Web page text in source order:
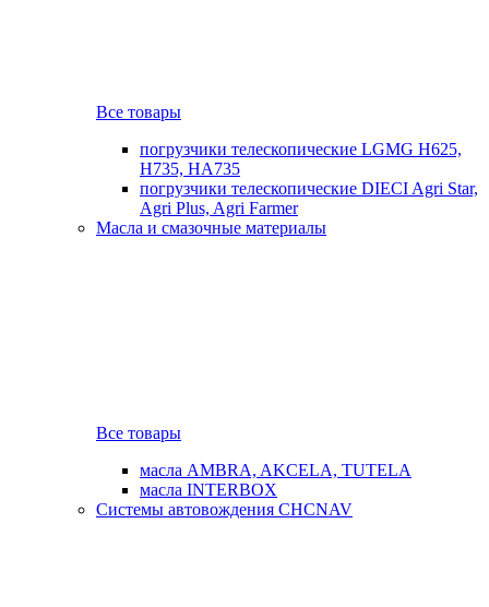
Все товары
погрузчики телескопические LGMG H625,
H735, HA735
погрузчики телескопические DIECI Agri Star,
Agri Plus, Agri Farmer
Масла и смазочные материалы
Все товары
масла AMBRA, AKCELA, TUTELA
масла INTERBOX
Системы автовождения CHCNAV